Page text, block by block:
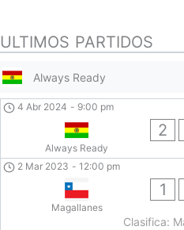
ULTIMOS PARTIDOS
Always Ready
4 Abr 2024 - 9:00 pm
Always Ready
2
2 Mar 2023 - 12:00 pm
Magallanes
1
Clasifica: